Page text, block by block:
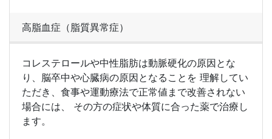
高脂血症（脂質異常症）
コレステロールや中性脂肪は動脈硬化の原因とな
り、脳卒中や心臓病の原因となることを 理解してい
ただき、食事や運動療法で正常値まで改善されない
場合には、 その方の症状や体質に合った薬で治療し
ます。